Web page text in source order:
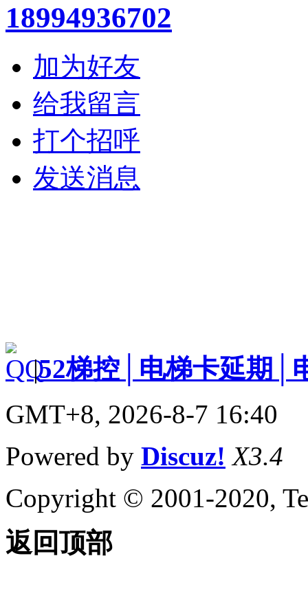
18994936702
加为好友
给我留言
打个招呼
发送消息
|52梯控│电梯卡延期│
GMT+8, 2026-8-7 16:40
Powered by Discuz! X3.4
Copyright © 2001-2020,
返回顶部